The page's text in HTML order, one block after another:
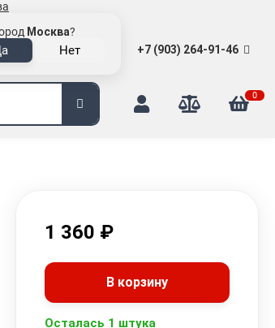
Москва?
+7 (903) 264-91-46
0
1 360 ₽
В корзину
Осталась 1 штука